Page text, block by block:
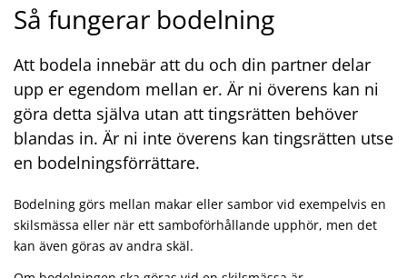
Så fungerar bodelning
Att bodela innebär att du och din partner delar
upp er egendom mellan er. Är ni överens kan ni
göra detta själva utan att tingsrätten behöver
blandas in. Är ni inte överens kan tingsrätten utse
en bodelningsförrättare.
Bodelning görs mellan makar eller sambor vid exempelvis en
skilsmässa eller när ett samboförhållande upphör, men det
kan även göras av andra skäl.